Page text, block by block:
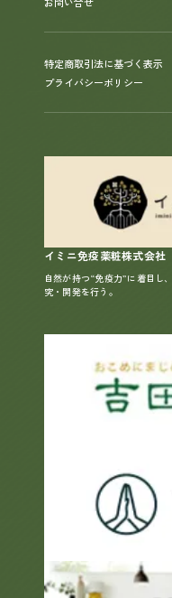
特定商取引法に基づく表示
プライバシーポリシー
イミニ免疫薬粧株式会社
自然が持つ“免疫力”に着目し
究・開発を行う。